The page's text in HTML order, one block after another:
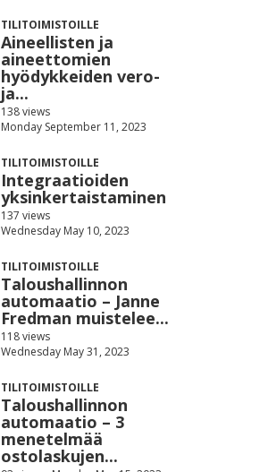
TILITOIMISTOILLE
Aineellisten ja
aineettomien
hyödykkeiden vero-
ja...
138 views
Monday September 11, 2023
TILITOIMISTOILLE
Integraatioiden
yksinkertaistaminen
137 views
Wednesday May 10, 2023
TILITOIMISTOILLE
Taloushallinnon
automaatio – Janne
Fredman muistelee...
118 views
Wednesday May 31, 2023
TILITOIMISTOILLE
Taloushallinnon
automaatio – 3
menetelmää
ostolaskujen...